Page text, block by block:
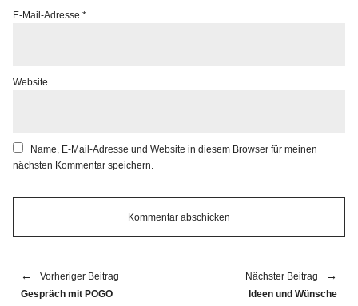
E-Mail-Adresse*
Website
Name, E-Mail-Adresse und Website in diesem Browser für meinen
nächsten Kommentar speichern.
Vorheriger Beitrag
Gespräch mit POGO
Nächster Beitrag
Ideen und Wünsche